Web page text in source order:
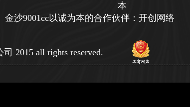
本
金沙9001cc以诚为本的合作伙伴：开创网络
2015 all rights reserved.